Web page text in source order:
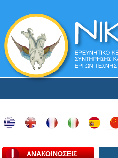
ΑΝΑΚΟΙΝΩΣΕΙΣ